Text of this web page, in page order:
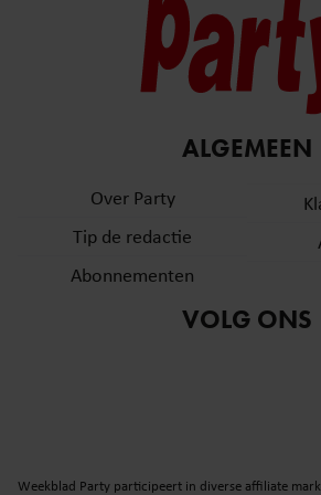
ALGEMEEN
Over Party
Tip de redactie
Abonnementen
VOLG ONS
Weekblad Party participeert in diverse affiliate